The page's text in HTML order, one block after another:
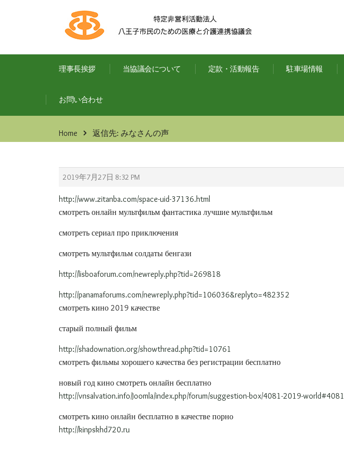
理事長挨拶 当協議会について 定款・活動報告 駐車場情報
お問い合わせ
Home 返信先: みなさんの声
2019年7月27日 8:32 PM
http://www.zitanba.com/space-uid-37136.html
смотреть онлайн мультфильм фантастика лучшие мультфильм
смотреть сериал про приключения
смотреть мультфильм солдаты бенгази
http://lisboaforum.com/newreply.php?tid=269818
http://panamaforums.com/newreply.php?tid=106036&replyto=482352
смотреть кино 2019 качестве
старый полный фильм
http://shadownation.org/showthread.php?tid=10761
смотреть фильмы хорошего качества без регистрации бесплатно
новый год кино смотреть онлайн бесплатно
http://vnsalvation.info/Joomla/index.php/forum/suggestion-box/4081-2019-world#4081
смотреть кино онлайн бесплатно в качестве порно
http://kinpskhd720.ru